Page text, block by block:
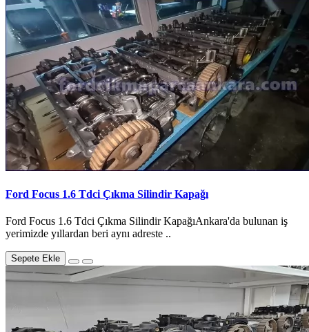
Ford Focus 1.6 Tdci Çıkma Silindir Kapağı
Ford Focus 1.6 Tdci Çıkma Silindir KapağıAnkara'da bulunan iş
yerimizde yıllardan beri aynı adreste ..
Sepete Ekle